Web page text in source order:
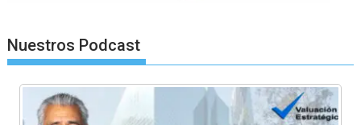
Nuestros Podcast